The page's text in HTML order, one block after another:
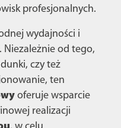
profesjonalnych.
wydajności i
od tego,
czy też
ten
oferuje wsparcie
realizacji